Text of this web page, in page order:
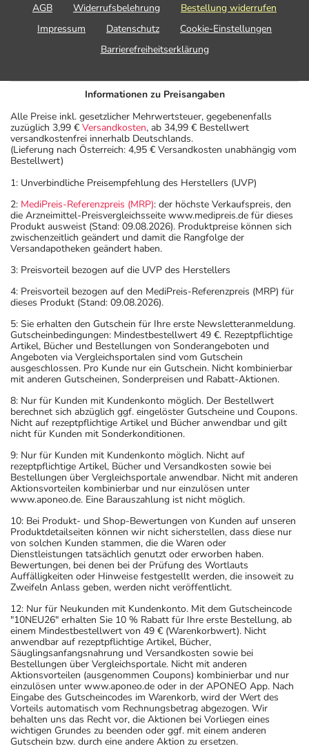
AGB Widerrufsbelehrung
Bestellung widerrufen
Impressum
Datenschutz
Cookie-Einstellungen
Barrierefreiheitserklärung
Informationen zu Preisangaben
Alle Preise inkl. gesetzlicher Mehrwertsteuer, gegebenenfalls
zuzüglich 3,99 € Versandkosten, ab 34,99 € Bestellwert
versandkostenfrei innerhalb Deutschlands.
(Lieferung nach Österreich: 4,95 € Versandkosten unabhängig vom
Bestellwert)
1: Unverbindliche Preisempfehlung des Herstellers (UVP)
2: MediPreis-Referenzpreis (MRP): der höchste Verkaufspreis, den
die Arzneimittel-Preisvergleichsseite www.medipreis.de für dieses
Produkt ausweist (Stand: 09.08.2026). Produktpreise können sich
zwischenzeitlich geändert und damit die Rangfolge der
Versandapotheken geändert haben.
3: Preisvorteil bezogen auf die UVP des Herstellers
4: Preisvorteil bezogen auf den MediPreis-Referenzpreis (MRP) für
dieses Produkt (Stand: 09.08.2026).
5: Sie erhalten den Gutschein für Ihre erste Newsletteranmeldung.
Gutscheinbedingungen: Mindestbestellwert 49 €. Rezeptpflichtige
Artikel, Bücher und Bestellungen von Sonderangeboten und
Angeboten via Vergleichsportalen sind vom Gutschein
ausgeschlossen. Pro Kunde nur ein Gutschein. Nicht kombinierbar
mit anderen Gutscheinen, Sonderpreisen und Rabatt-Aktionen.
8: Nur für Kunden mit Kundenkonto möglich. Der Bestellwert
berechnet sich abzüglich ggf. eingelöster Gutscheine und Coupons.
Nicht auf rezeptpflichtige Artikel und Bücher anwendbar und gilt
nicht für Kunden mit Sonderkonditionen.
9: Nur für Kunden mit Kundenkonto möglich. Nicht auf
rezeptpflichtige Artikel, Bücher und Versandkosten sowie bei
Bestellungen über Vergleichsportale anwendbar. Nicht mit anderen
Aktionsvorteilen kombinierbar und nur einzulösen unter
www.aponeo.de. Eine Barauszahlung ist nicht möglich.
10: Bei Produkt- und Shop-Bewertungen von Kunden auf unseren
Produktdetailseiten können wir nicht sicherstellen, dass diese nur
von solchen Kunden stammen, die die Waren oder
Dienstleistungen tatsächlich genutzt oder erworben haben.
Bewertungen, bei denen bei der Prüfung des Wortlauts
Auffälligkeiten oder Hinweise festgestellt werden, die insoweit zu
Zweifeln Anlass geben, werden nicht veröffentlicht.
12: Nur für Neukunden mit Kundenkonto. Mit dem Gutscheincode
"10NEU26" erhalten Sie 10 % Rabatt für Ihre erste Bestellung, ab
einem Mindestbestellwert von 49 € (Warenkorbwert). Nicht
anwendbar auf rezeptpflichtige Artikel, Bücher,
Säuglingsanfangsnahrung und Versandkosten sowie bei
Bestellungen über Vergleichsportale. Nicht mit anderen
Aktionsvorteilen (ausgenommen Coupons) kombinierbar und nur
einzulösen unter www.aponeo.de oder in der APONEO App. Nach
Eingabe des Gutscheincodes im Warenkorb, wird der Wert des
Vorteils automatisch vom Rechnungsbetrag abgezogen. Wir
behalten uns das Recht vor, die Aktionen bei Vorliegen eines
wichtigen Grundes zu beenden oder ggf. mit einem anderen
Gutschein bzw. durch eine andere Aktion zu ersetzen.